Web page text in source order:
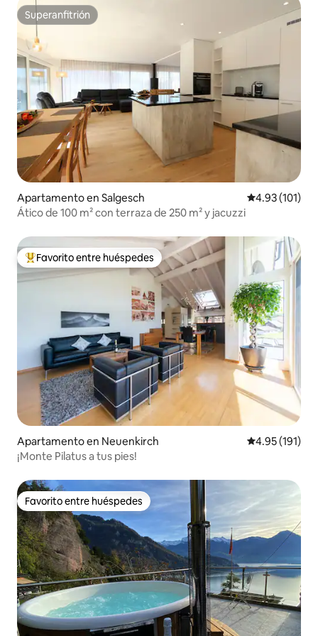
Superanfitrión
Superanfitrión
Apartamento en Salgesch Calificación
4.93 (101)
Ático de 100 m² con terraza de 250 m² y jacuzzi
Favorito entre huéspedes preferido
Favorito entre huéspedes
Apartamento en Neuenkirch Calificación
4.95 (191)
¡Monte Pilatus a tus pies!
Favorito entre huéspedes
Favorito entre huéspedes